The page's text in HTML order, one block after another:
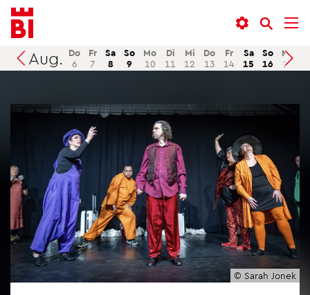
In­
halt
an­
sprin­
Menü
an­
sprin­
gen
Suche
an­
sprin­
gen
Suchen
Aug. Do
6
Fr
7
Sa
8
So
9
Mo
10
Di
11
Mi
12
Do
13
Fr
14
Sa
15
So
16
Mo
17
© Sarah Jonek